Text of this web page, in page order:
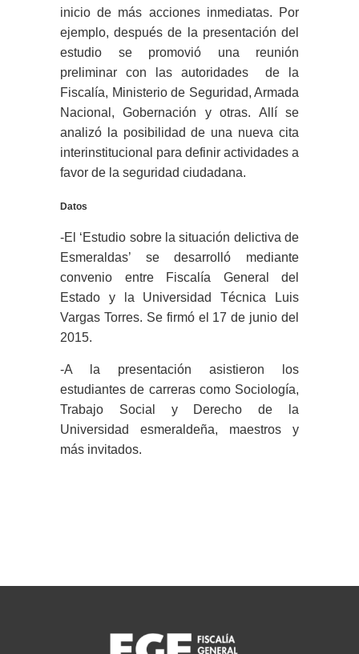
inicio de más acciones inmediatas. Por
ejemplo, después de la presentación del
estudio se promovió una reunión
preliminar con las autoridades de la
Fiscalía, Ministerio de Seguridad, Armada
Nacional, Gobernación y otras. Allí se
analizó la posibilidad de una nueva cita
interinstitucional para definir actividades a
favor de la seguridad ciudadana.
Datos
-El ‘Estudio sobre la situación delictiva de
Esmeraldas’ se desarrolló mediante
convenio entre Fiscalía General del
Estado y la Universidad Técnica Luis
Vargas Torres. Se firmó el 17 de junio del
2015.
-A la presentación asistieron los
estudiantes de carreras como Sociología,
Trabajo Social y Derecho de la
Universidad esmeraldeña, maestros y
más invitados.